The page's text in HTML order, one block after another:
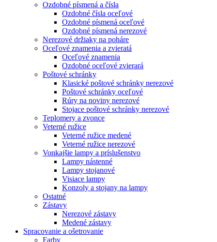
Ozdobné písmená a čísla
Ozdobné čísla oceľové
Ozdobné písmená oceľové
Ozdobné písmená nerezové
Nerezové držiaky na poháre
Oceľové znamenia a zvieratá
Oceľové znamenia
Ozdobné oceľové zvierará
Poštové schránky
Klasické poštové schránky nerezové
Poštové schránky oceľové
Rúry na noviny nerezové
Stojace poštové schránky nerezové
Teplomery a zvonce
Veterné ružice
Veterné ružice medené
Veterné ružice nerezové
Vonkajšie lampy a príslušenstvo
Lampy nástenné
Lampy stojanové
Visiace lampy
Konzoly a stojany na lampy
Ostatné
Zástavy
Nerezové zástavy
Medené zástavy
Spracovanie a ošetrovanie
Farby